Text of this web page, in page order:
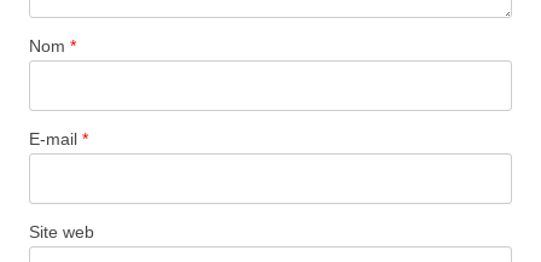
Nom *
E-mail *
Site web